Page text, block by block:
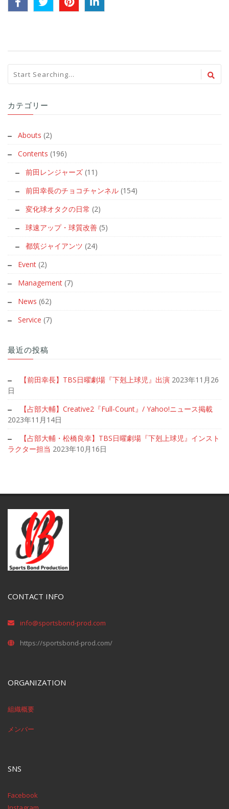
カテゴリー
Abouts (2)
Contents (196)
前田レンジャーズ (11)
前田幸長のチョコチャンネル (154)
変化球オタクの日常 (2)
球速アップ・球質改善 (5)
都筑ジャイアンツ (24)
Event (2)
Management (7)
News (62)
Service (7)
最近の投稿
【前田幸長】TBS日曜劇場『下剋上球児』出演 2023年11月26
日
【占部大輔】Creative2『Full-Count』/ Yahoo!ニュース掲載
2023年11月14日
【占部大輔・松橋良幸】TBS日曜劇場『下剋上球児』インスト
ラクター担当 2023年10月16日
CONTACT INFO
info@sportsbond-prod.com
https://sportsbond-prod.com/
ORGANIZATION
組織概要
メンバー
SNS
Facebook